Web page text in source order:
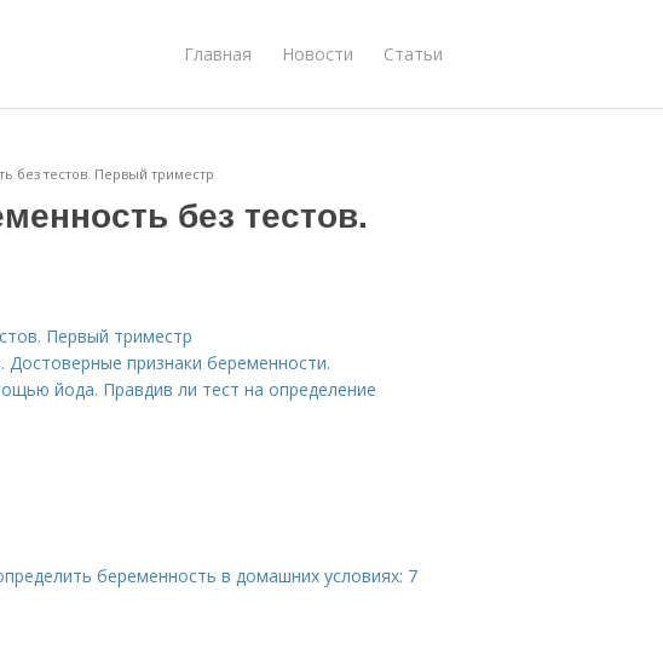
Главная Новости Статьи
без тестов. Первый триместр
без тестов.
Первый триместр
признаки беременности.
йода. Правдив ли тест на определение
беременность в домашних условиях: 7